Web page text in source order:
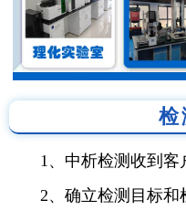
检
1、中析检测收到客
2、确立检测目标和